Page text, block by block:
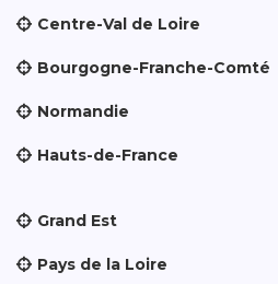
Centre-Val de Loire
Bourgogne-Franche-Comté
Normandie
Hauts-de-France
Grand Est
Pays de la Loire